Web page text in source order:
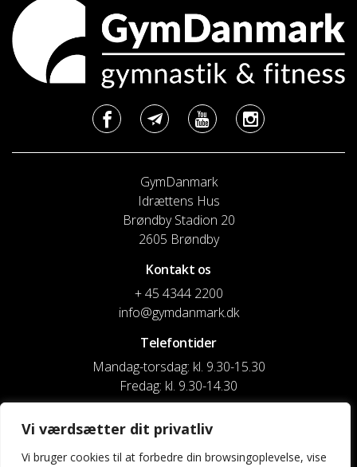
Vi værdsætter dit privatliv
Vi bruger cookies til at forbedre din browsingoplevelse, vise
GymDanmark
Idrættens Hus
Brøndby Stadion 20
2605 Brøndby
Kontakt os
+ 45 4344 2200
info@gymdanmark.dk
Telefontider
Mandag-torsdag: kl. 9.30-15.30
Fredag: kl. 9.30-14.30
CVR nr. 20916818
Reg. & Kontonr.: 4180 3119119022